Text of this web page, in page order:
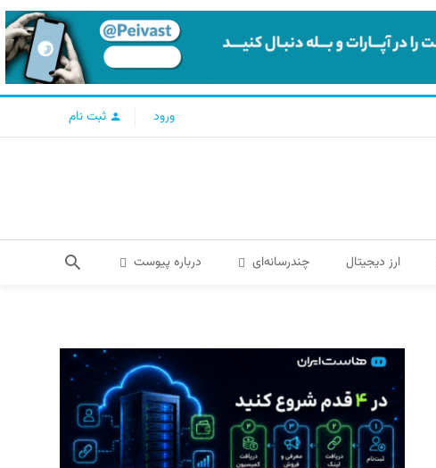
ورود ثبت نام
ارز دیجیتال چندرسانه‌ای درباره پیوست